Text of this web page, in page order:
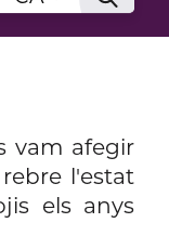
vam afegir
l'estat
els anys